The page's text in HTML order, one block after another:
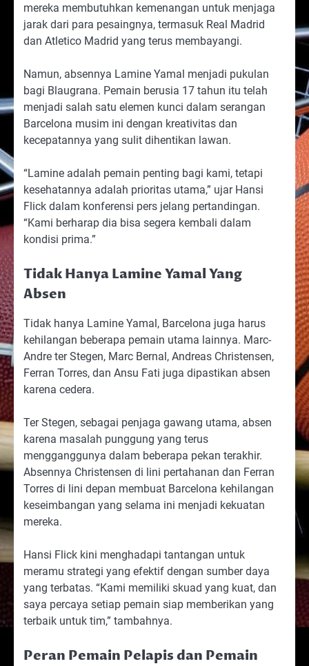
mereka membutuhkan kemenangan untuk menjaga
jarak dari para pesaingnya, termasuk Real Madrid
dan Atletico Madrid yang terus membayangi.
Namun, absennya Lamine Yamal menjadi pukulan
bagi Blaugrana. Pemain berusia 17 tahun itu telah
menjadi salah satu elemen kunci dalam serangan
Barcelona musim ini dengan kreativitas dan
kecepatannya yang sulit dihentikan lawan.
“Lamine adalah pemain penting bagi kami, tetapi
kesehatannya adalah prioritas utama,” ujar Hansi
Flick dalam konferensi pers jelang pertandingan.
“Kami berharap dia bisa segera kembali dalam
kondisi prima.”
Tidak Hanya Lamine Yamal Yang
Absen
Tidak hanya Lamine Yamal, Barcelona juga harus
kehilangan beberapa pemain utama lainnya. Marc-
Andre ter Stegen, Marc Bernal, Andreas Christensen,
Ferran Torres, dan Ansu Fati juga dipastikan absen
karena cedera.
Ter Stegen, sebagai penjaga gawang utama, absen
karena masalah punggung yang terus
mengganggunya dalam beberapa pekan terakhir.
Absennya Christensen di lini pertahanan dan Ferran
Torres di lini depan membuat Barcelona kehilangan
keseimbangan yang selama ini menjadi kekuatan
mereka.
Hansi Flick kini menghadapi tantangan untuk
meramu strategi yang efektif dengan sumber daya
yang terbatas. “Kami memiliki skuad yang kuat, dan
saya percaya setiap pemain siap memberikan yang
terbaik untuk tim,” tambahnya.
Peran Pemain Pelapis dan Pemain